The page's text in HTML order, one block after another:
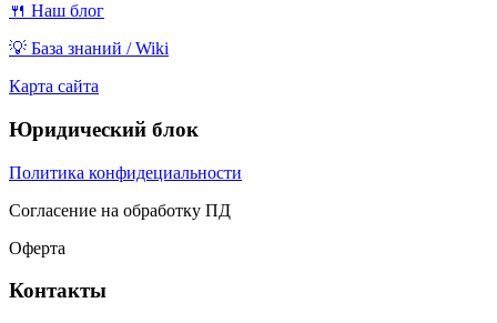
🍴 Наш блог
💡 База знаний / Wiki
Карта сайта
Юридический блок
Политика конфидециальности
Согласение на обработку ПД
Оферта
Контакты